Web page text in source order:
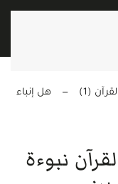
(1)
هل إنباء
نبوءة